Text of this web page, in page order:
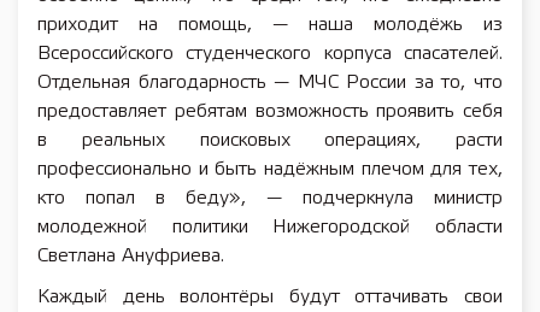
приходит на помощь, — наша молодёжь из
Всероссийского студенческого корпуса спасателей.
Отдельная благодарность — МЧС России за то, что
предоставляет ребятам возможность проявить себя
в реальных поисковых операциях, расти
профессионально и быть надёжным плечом для тех,
кто попал в беду», — подчеркнула министр
молодежной политики Нижегородской области
Светлана Ануфриева.
Каждый день волонтёры будут оттачивать свои